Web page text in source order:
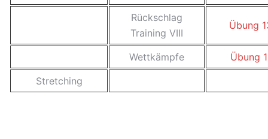
Rückschlag
Training VIII
Übung
Wettkämpfe
Übung
Stretching